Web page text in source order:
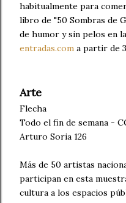
habitualmente para
libro de "50 Sombras de
de humor y sin pelos en
entradas.com a partir de
Arte
Flecha
Todo el fin de semana -
Arturo Soria 126
Más de 50 artistas
participan en esta
cultura a los espacios